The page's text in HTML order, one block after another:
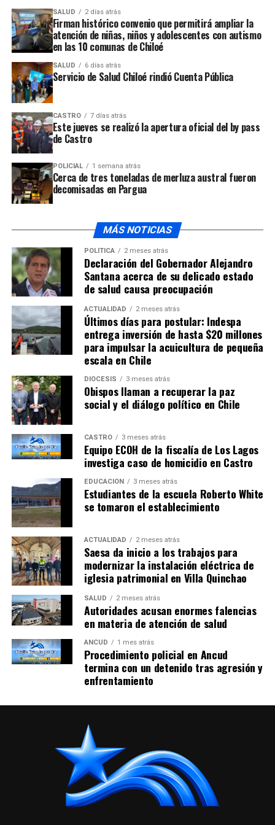
En Ancud: Repudian accionar de carabineros en
manifestaciones de educadoras
SALUD 2 días atrás
Firman histórico convenio que permitirá ampliar la
atención de niñas, niños y adolescentes con autismo
en las 10 comunas de Chiloé
SALUD 6 días atrás
Servicio de Salud Chiloé rindió Cuenta Pública
CASTRO 7 días atrás
Este jueves se realizó la apertura oficial del by pass
de Castro
POLICIAL 1 semana atrás
Cerca de tres toneladas de merluza austral fueron
decomisadas en Pargua
MÁS NOTICIAS
POLÍTICA 2 meses atrás
Declaración del Gobernador Alejandro
Santana acerca de su delicado estado
de salud causa preocupación
ACTUALIDAD 2 meses atrás
Últimos días para postular: Indespa
entrega inversión de hasta $20 millones
para impulsar la acuicultura de pequeña
escala en Chile
DIÓCESIS 3 meses atrás
Obispos llaman a recuperar la paz
social y el diálogo político en Chile
CASTRO 3 meses atrás
Equipo ECOH de la fiscalía de Los Lagos
investiga caso de homicidio en Castro
EDUCACIÓN 3 meses atrás
Estudiantes de la escuela Roberto White
se tomaron el establecimiento
ACTUALIDAD 2 meses atrás
Saesa da inicio a los trabajos para
modernizar la instalación eléctrica de
iglesia patrimonial en Villa Quinchao
SALUD 2 meses atrás
Autoridades acusan enormes falencias
en materia de atención de salud
ANCUD 1 mes atrás
Procedimiento policial en Ancud
termina con un detenido tras agresión y
enfrentamiento